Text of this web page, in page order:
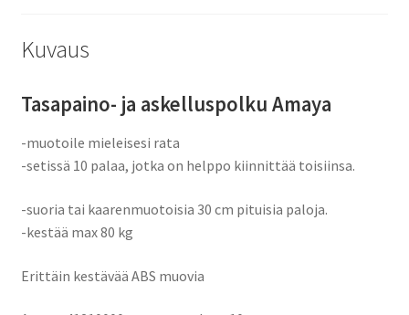
Kuvaus
Tasapaino- ja askelluspolku Amaya
-muotoile mieleisesi rata
-setissä 10 palaa, jotka on helppo kiinnittää toisiinsa.
-suoria tai kaarenmuotoisia 30 cm pituisia paloja.
-kestää max 80 kg
Erittäin kestävää ABS muovia